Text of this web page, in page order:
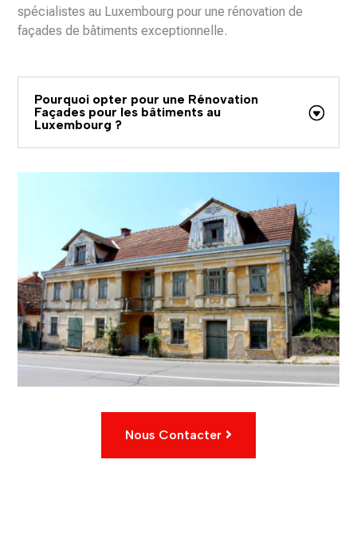
spécialistes au Luxembourg pour une rénovation de
façades de bâtiments exceptionnelle.
Pourquoi opter pour une Rénovation
Façades pour les bâtiments au
Luxembourg ?
Nous Contacter